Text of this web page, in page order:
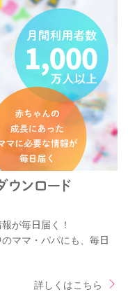
が毎日届く！
ママ・パパにも、毎日
詳しくはこちら